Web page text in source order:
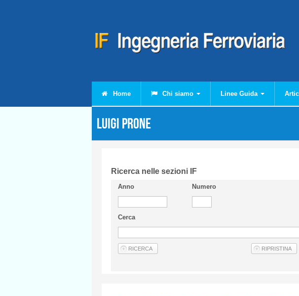
Home Chi siamo Linee Guida
Luigi PRONE
Ricerca nelle sezioni IF
Anno Numero
Cerca